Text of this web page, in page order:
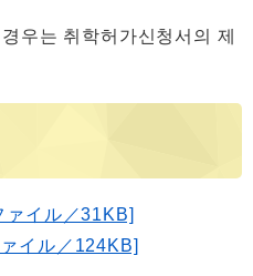
우는 취학허가신청서의 제
ァイル／31KB]
イル／124KB]